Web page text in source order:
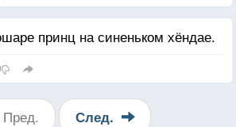
принц на синеньком хёндае.
Пред. След.